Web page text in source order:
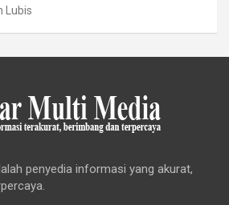
Lubis
penyedia informasi yang akurat,